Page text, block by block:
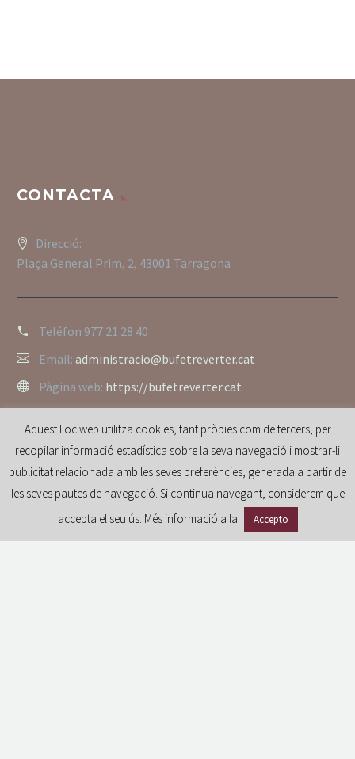
CONTACTA
Direcció:
Plaça General Prim, 2, 43001 Tarragona
Teléfon 977 21 28 40
Email: administracio@bufetreverter.cat
Pàgina web: https://bufetreverter.cat
Aquest lloc web utilitza cookies, tant pròpies com de tercers, per
recopilar informació estadística sobre la seva navegació i mostrar-li
publicitat relacionada amb les seves preferències, generada a partir de
les seves pautes de navegació. Si continua navegant, considerem que
accepta el seu ús. Més informació a la
Accepto